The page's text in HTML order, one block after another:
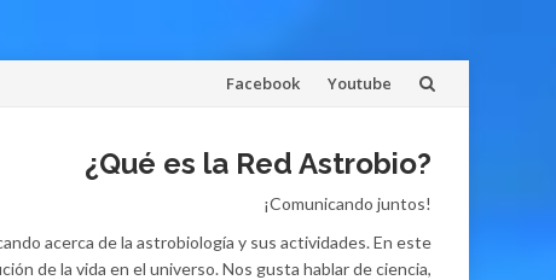
Skip
content
Facebook Youtube
¿Qué es la Red Astrobio?
¡Comunicando juntos!
acerca de la astrobiología y sus actividades. En este
de la vida en el universo. Nos gusta hablar de ciencia,